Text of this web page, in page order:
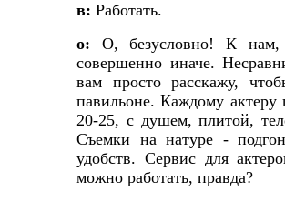
в: Работать.
о: О, безусловно! К нам,
совершенно иначе.
вам просто расскажу,
павильоне. Каждому актеру
20-25, с душем, плитой,
Съемки на натуре -
удобств. Сервис для
можно работать, правда?